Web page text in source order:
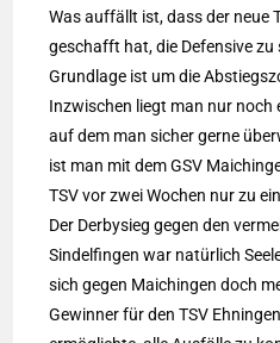
Was auffällt ist, dass der neue
geschafft hat, die Defensive zu
Grundlage ist um die
Inzwischen liegt man nur noch
auf dem man sicher gerne
ist man mit dem GSV
TSV vor zwei Wochen nur zu
Der Derbysieg gegen den
Sindelfingen war natürlich
sich gegen Maichingen doch
Gewinner für den TSV